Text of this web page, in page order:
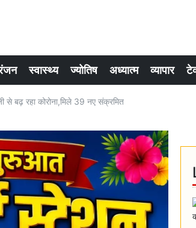
स्वास्थ्य ज्योतिष अध्यात्म व्यापार
बढ़ रहा कोरोना,मिले 39 नए संक्रमित